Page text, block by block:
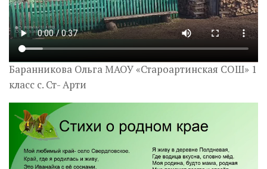
Баранникова Ольга МАОУ «Староартинская СОШ» 1
класс с. Ст- Арти